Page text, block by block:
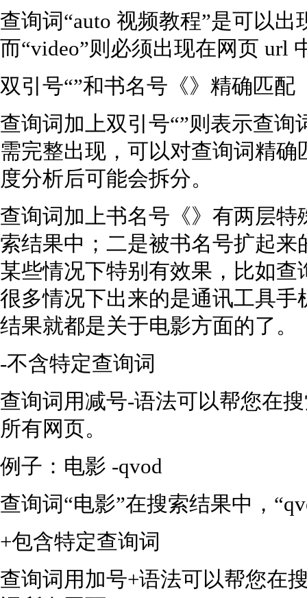
查询词“auto 视频教程”是可以
而“video”则必须出现在网页 url
双引号“”和书名号《》精确匹配
查询词加上双引号“”则表示查
需完整出现，可以对查询词精
度分析后可能会拆分。
查询词加上书名号《》有两层
索结果中；二是被书名号扩起
某些情况下特别有效果，比如
很多情况下出来的是通讯工具
结果就都是关于电影方面的了。
-不含特定查询词
查询词用减号-语法可以帮您在
所有网页。
例子：电影 -qvod
查询词“电影”在搜索结果中，
+包含特定查询词
查询词用加号+语法可以帮您在